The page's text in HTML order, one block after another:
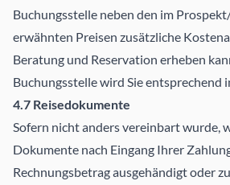
Buchungsstelle neben den im
erwähnten Preisen zusätzliche
Beratung und Reservation erheben
Buchungsstelle wird Sie entsprechend
4.7 Reisedokumente
Sofern nicht anders vereinbart wurde,
Dokumente nach Eingang Ihrer
Rechnungsbetrag ausgehändigt oder